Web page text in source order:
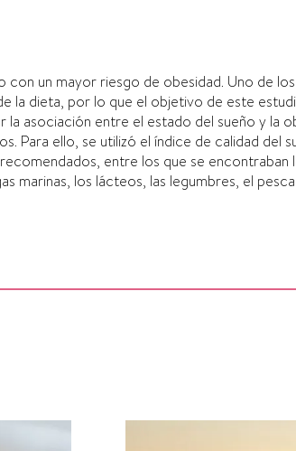
con un mayor riesgo de obesidad. Uno de
la dieta, por lo que el objetivo de este
la asociación entre el estado del sueño y la
Para ello, se utilizó el índice de calidad del
entre los que se encontraban
marinas, los lácteos, las legumbres, el